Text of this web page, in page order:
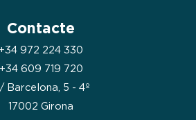
Contacte
+34 972 224 330
+34 609 719 720
Barcelona, 5 - 4º
17002 Girona